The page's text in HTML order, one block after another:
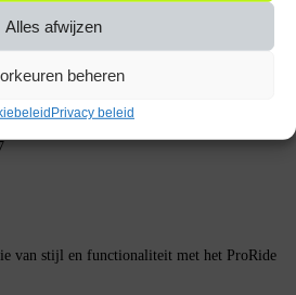
Alles afwijzen
beheren
Privacy beleid
220V OFF-(ON)
van stijl en functionaliteit met het ProRide